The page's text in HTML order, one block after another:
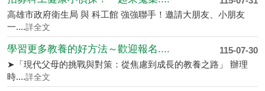
高雄市政府衛生局 與 科工館 強強聯手！邀請大朋友、小朋友
一....詳全文
115-07-30
學習更多教養的好方法～歡迎報名....
➤「現代父母的挑戰與對策：從焦慮到成長的教養之路」 辦理
時....詳全文